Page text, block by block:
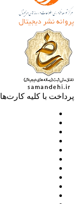
با کلیه کارت‌های